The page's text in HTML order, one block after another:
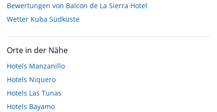
Bewertungen von Balcon de La Sierra Hotel
Wetter Kuba Südküste
Orte in der Nähe
Hotels Manzanillo
Hotels Niquero
Hotels Las Tunas
Hotels Bayamo